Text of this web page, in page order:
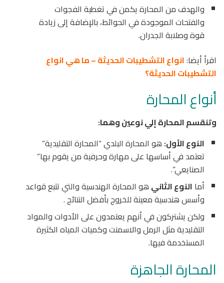
والهدف من المحارة يكمن في تغطية الفجوات
والفتحات الموجودة في الحوائط، بالإضافة إلى زيادة
قوة وصلابة الجدران.
اقرأ أيضا:انواع التشطيبات الحديثة – ما هي انواع
التشطيبات الحديثة؟
أنواع المحارة
وتنقسم المحارة إلي نوعين وهما:
النوع الأول: هو المحارة البلدي “المحارة التقليدية”
تعتمد في أساسها على مهارة وحرفية من يقوم بها”
الصنايعي”.
أما النوع الثاني هو المحارة الهندسية والتي تتبع قواعد
وأسس هندسية معينة للخروج بأفضل النتائج .
ولكن يشتركون في أنهم يعتمدون على الأدوات والمواد
التقليدية مثل الرمل والاسمنت وكميات المياه الكثيرة
المستخدمة فيها.
المحارة الجاهزة